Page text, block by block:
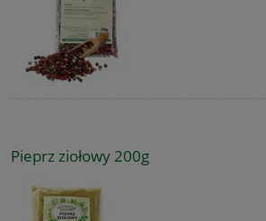
Pieprz ziołowy 200g